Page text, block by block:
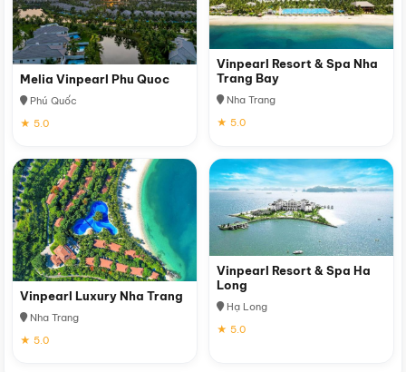
Melia Vinpearl Phu Quoc
Phú Quốc
★ 5.0
Vinpearl Resort & Spa Nha
Trang Bay
Nha Trang
★ 5.0
Vinpearl Luxury Nha Trang
Nha Trang
★ 5.0
Vinpearl Resort & Spa Ha
Long
Hạ Long
★ 5.0